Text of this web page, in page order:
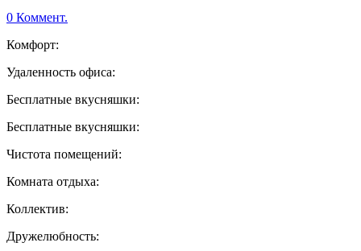
0 Коммент.
Комфорт:
Удаленность офиса:
Бесплатные вкусняшки:
Бесплатные вкусняшки:
Чистота помещений:
Комната отдыха:
Коллектив:
Дружелюбность: